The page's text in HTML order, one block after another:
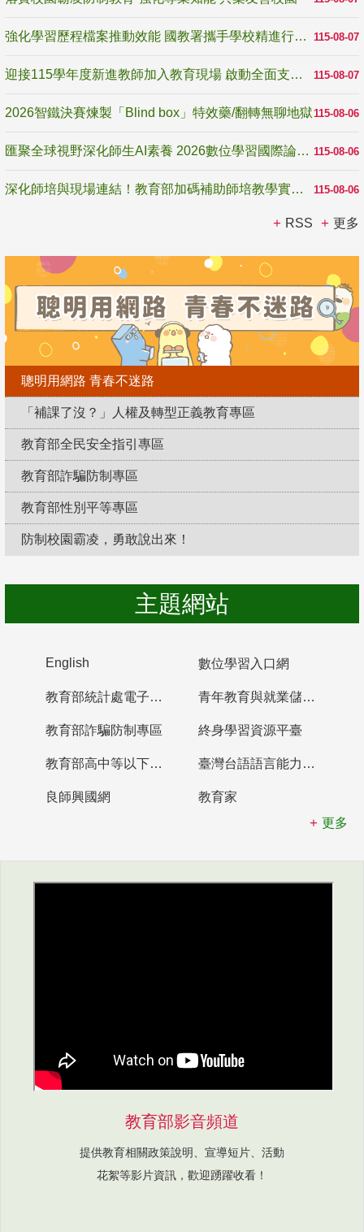
115-08-07
強化學習歷程檔案推動效能 國教署攜手學校精進行政與教學支持
115-08-07
迎接115學年度新進教師加入教育現場 啟動全面支持陪伴
115-08-06
2026智鐵決賽煉製「Blind box」特效藥/翻轉無聊地獄
115-08-06
匯聚全球視野深化師生AI素養 2026數位學習國際論壇高雄登場
115-08-06
深化師培與現場連結！教育部加碼補助師培教學實踐研究 10月師培國際研討會交流教學實踐經驗
RSS 更多
聰明用網路 青春不迷路
「補課了沒？」人權及轉型正義教育專區
教育部全民安全指引專區
教育部詐騙防制專區
教育部性別平等專區
防制校園霸凌，勇敢說出來！
主題網站
English 數位學習入口網
教育部統計處電子書櫃 青年教育與就業儲蓄帳戶
教育部詐騙防制專區 終身學習資源平臺
教育部高中等以下學校及幼兒園教師資格檢定考試 臺灣台語語言能力認證網站
良師興國網
教育家
更多
教育部影音頻道
提供教育相關政策說明、宣導短片、活動
花絮等影片資訊，歡迎踴躍收看！